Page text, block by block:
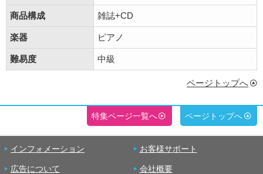
商品構成 雑誌+CD
楽器 ピアノ
難易度 中級
ページトップへ
特集ページ一覧へ ページトップへ
インフォメーション お客様サポート
広告について 会社概要